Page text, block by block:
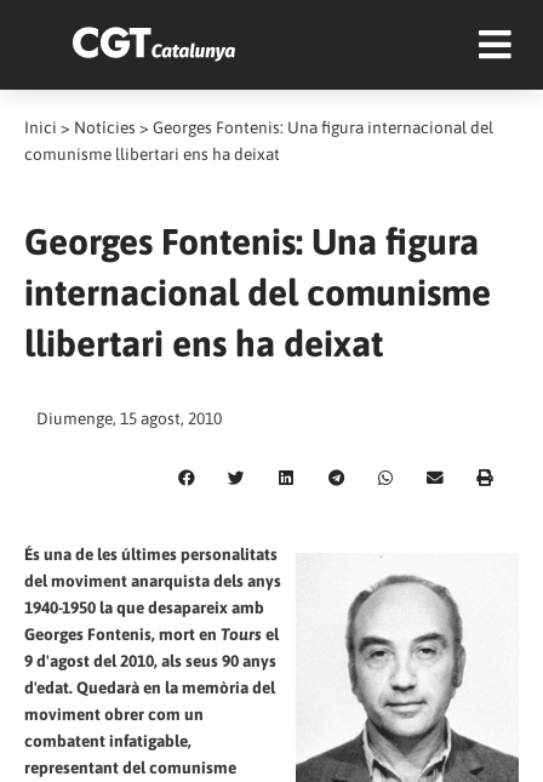
Inici > Notícies > Georges Fontenis: Una figura internacional del
comunisme llibertari ens ha deixat
Georges Fontenis: Una figura
internacional del comunisme
llibertari ens ha deixat
Diumenge, 15 agost, 2010
És una de les últimes personalitats
del moviment anarquista dels anys
1940-1950 la que desapareix amb
Georges Fontenis, mort en Toursel
9 d'agost del 2010, als seus 90 anys
d'edat. Quedarà en la memòria del
moviment obrer com un
combatent infatigable,
representant del comunisme